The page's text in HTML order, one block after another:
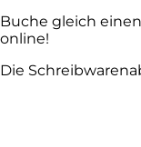
Buche gleich
online!
Die